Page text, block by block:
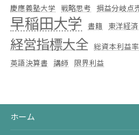
慶應義塾大学 戦略思考 損益分岐点
早稲田大学 書籍 東洋経済
経営指標大全
総資本利益率
英語決算書 講師 限界利益
ホーム